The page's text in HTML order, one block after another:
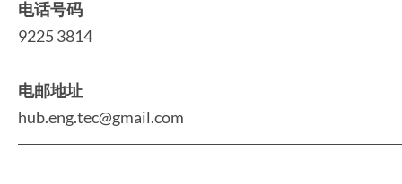
电话号码
9225 3814
电邮地址
hub.eng.tec@gmail.com